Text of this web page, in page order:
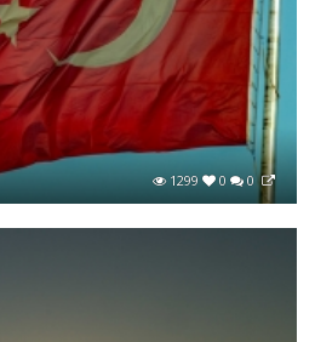
1299 0 0